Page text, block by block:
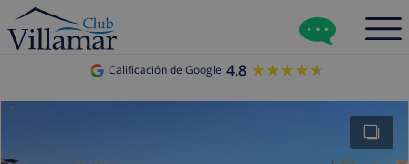
Calificación de Google 4.8 ★★★★★
★★★★★